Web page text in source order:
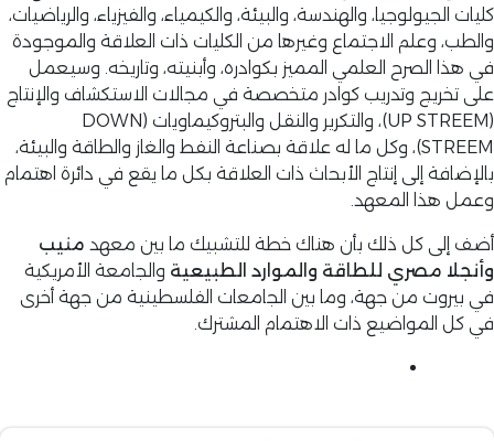
كليات الجيولوجيا، والهندسة، والبيئة، والكيمياء، والفيزياء، والرياضيات،
والطب، وعلم الاجتماع وغيرها من الكليات ذات العلاقة والموجودة
في هذا الصرح العلمي المميز بكوادره، وأبنيته، وتاريخه. وسيعمل
على تخريج وتدريب كوادر متخصصة في مجالات الاستكشاف والإنتاج
(UP STREEM)، والتكرير والنقل والبتروكيماويات (DOWN
STREEM)، وكل ما له علاقة بصناعة النفط والغاز والطاقة والبيئة،
بالإضافة إلى إنتاج الأبحاث ذات العلاقة بكل ما يقع في دائرة اهتمام
وعمل هذا المعهد.
أضف إلى كل ذلك بأن هناك خطة للتشبيك ما بين معهد منيب
وأنجلا مصري للطاقة والموارد الطبيعية والجامعة الأمريكية
في بيروت من جهة، وما بين الجامعات الفلسطينية من جهة أخرى
في كل المواضيع ذات الاهتمام المشترك.